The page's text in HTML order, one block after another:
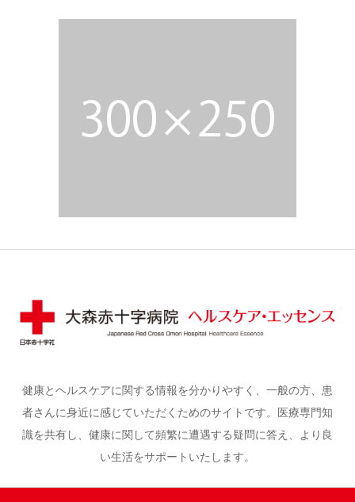
健康とヘルスケアに関する情報を分かりやすく、一般の方、患
者さんに身近に感じていただくためのサイトです。医療専門知
識を共有し、健康に関して頻繁に遭遇する疑問に答え、より良
い生活をサポートいたします。